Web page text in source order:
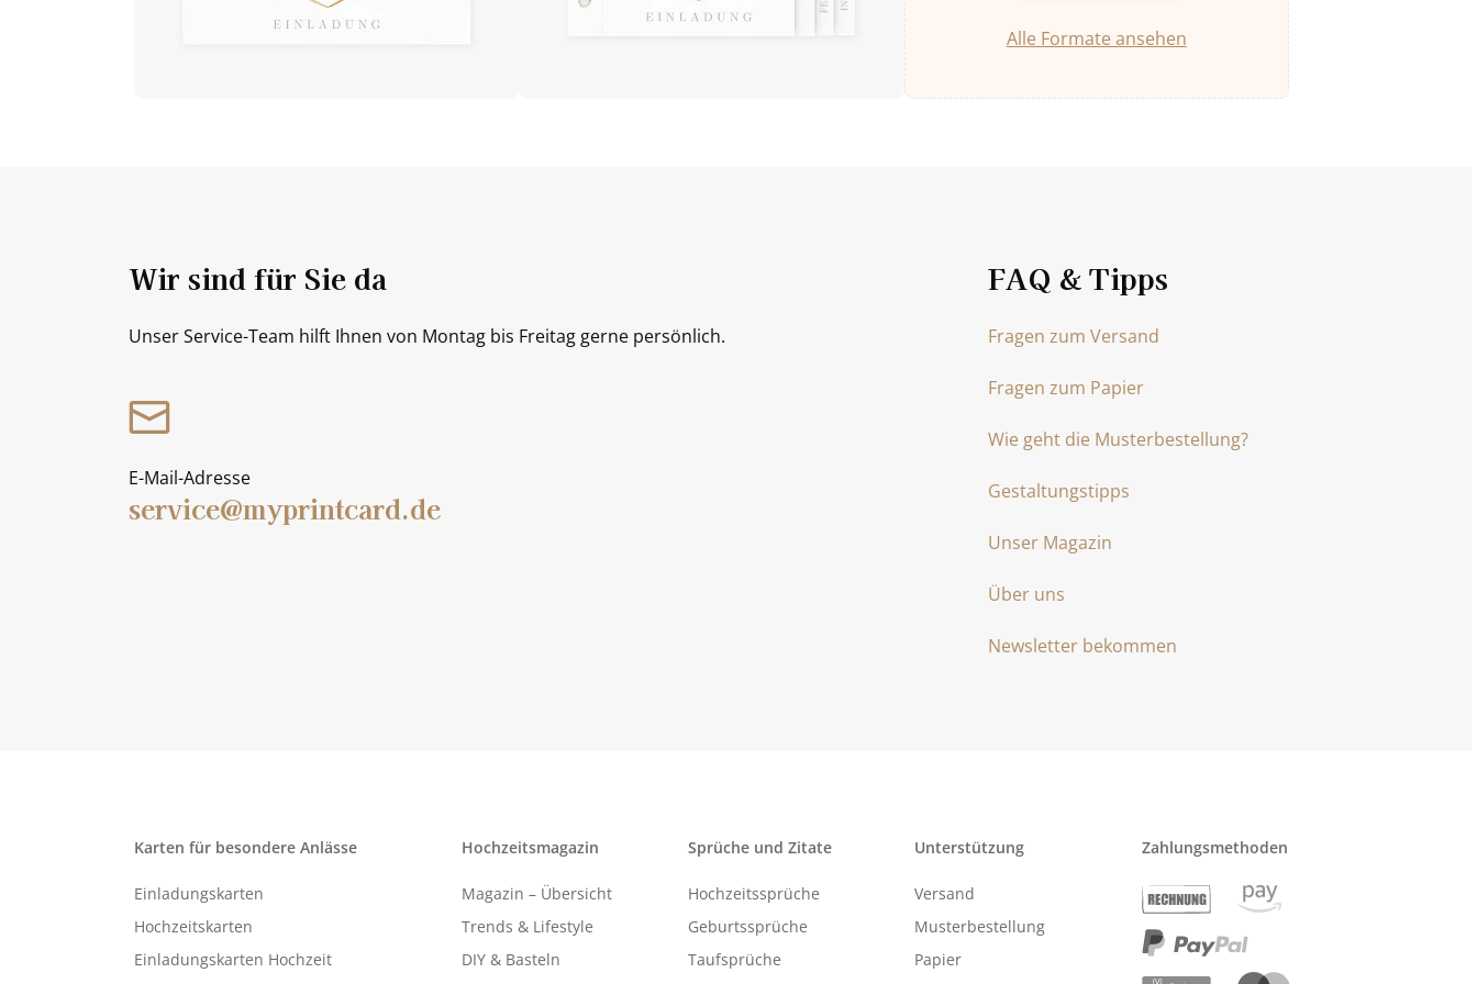
Alle Formate ansehen
FAQ & Tipps
Fragen zum Versand
Fragen zum Papier
Wie geht die Musterbestellung?
Gestaltungstipps
Unser Magazin
Über uns
Newsletter bekommen
Wir sind für Sie da
Unser Service-Team hilft Ihnen von Montag bis Freitag gerne persönlich.
E-Mail-Adresse
service@myprintcard.de
Karten für besondere Anlässe
Einladungskarten
Hochzeitskarten
Einladungskarten Hochzeit
Hochzeitsmagazin
Magazin – Übersicht
Trends & Lifestyle
DIY & Basteln
Sprüche und Zitate
Hochzeitssprüche
Geburtssprüche
Taufsprüche
Unterstützung
Versand
Musterbestellung
Papier
Zahlungsmethoden